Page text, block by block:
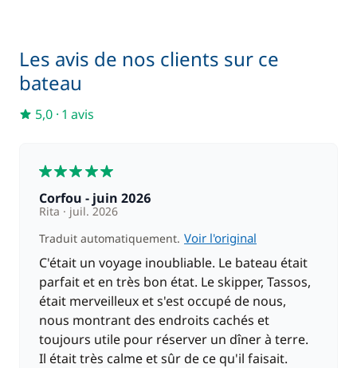
Les avis de nos clients sur ce
bateau
5,0 · 1 avis
Corfou - juin 2026
Rita
juil. 2026
Traduit automatiquement. Voir l'original
C'était un voyage inoubliable. Le bateau était
parfait et en très bon état. Le skipper, Tassos,
était merveilleux et s'est occupé de nous,
nous montrant des endroits cachés et
toujours utile pour réserver un dîner à terre.
Il était très calme et sûr de ce qu'il faisait.